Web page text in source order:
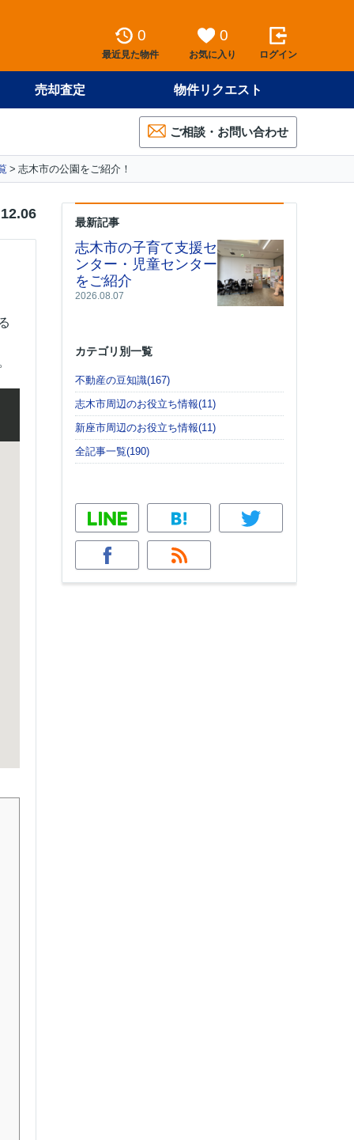
0
最近見た物件
0
お気に入り ログイン
売却査定 物件リクエスト
ご相談・お問い合わせ
志木市の公園をご紹介！
最新記事
志木市の子育て支援セ
ンター・児童センター
をご紹介
2026.08.07
カテゴリ別一覧
不動産の豆知識(167)
志木市周辺のお役立ち情報(11)
新座市周辺のお役立ち情報(11)
全記事一覧(190)